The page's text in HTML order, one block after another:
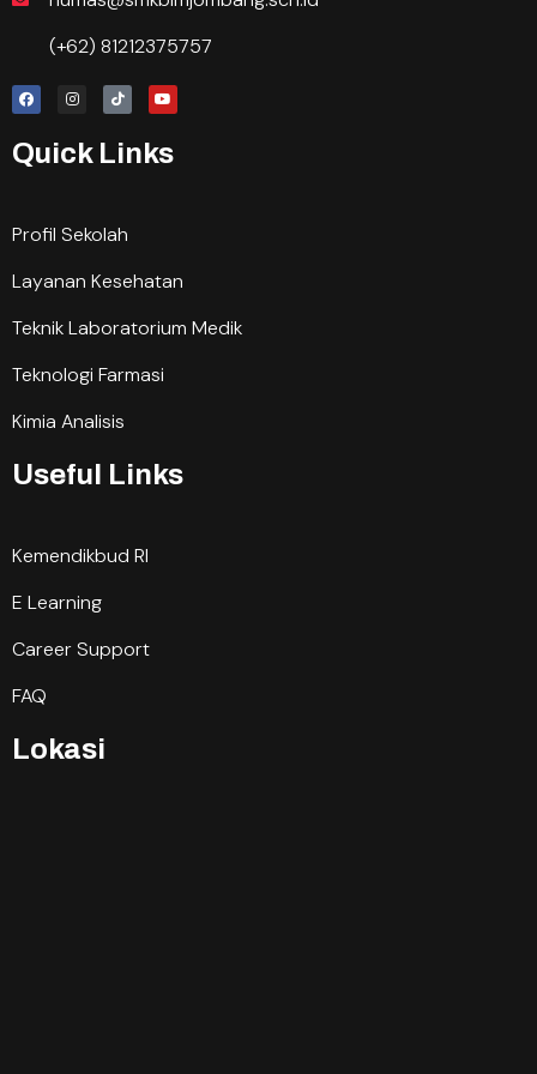
(+62) 81212375757
Quick Links
Profil Sekolah
Layanan Kesehatan
Teknik Laboratorium Medik
Teknologi Farmasi
Kimia Analisis
Useful Links
Kemendikbud RI
E Learning
Career Support
FAQ
Lokasi